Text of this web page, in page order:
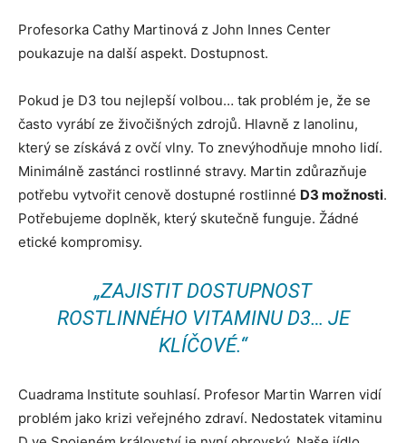
Profesorka Cathy Martinová z John Innes Center
poukazuje na další aspekt. Dostupnost.
Pokud je D3 tou nejlepší volbou… tak problém je, že se
často vyrábí ze živočišných zdrojů. Hlavně z lanolinu,
který se získává z ovčí vlny. To znevýhodňuje mnoho lidí.
Minimálně zastánci rostlinné stravy. Martin zdůrazňuje
potřebu vytvořit cenově dostupné rostlinné D3 možnosti.
Potřebujeme doplněk, který skutečně funguje. Žádné
etické kompromisy.
„ZAJISTIT DOSTUPNOST
ROSTLINNÉHO VITAMINU D3… JE
KLÍČOVÉ.“
Cuadrama Institute souhlasí. Profesor Martin Warren vidí
problém jako krizi veřejného zdraví. Nedostatek vitaminu